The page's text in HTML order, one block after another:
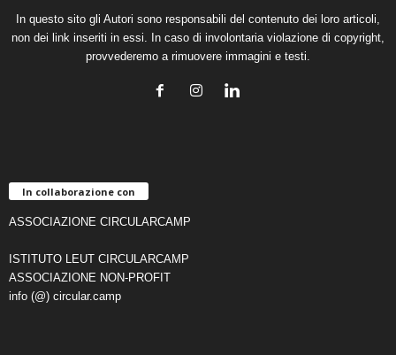
In questo sito gli Autori sono responsabili del contenuto dei loro articoli,
non dei link inseriti in essi. In caso di involontaria violazione di copyright,
provvederemo a rimuovere immagini e testi.
In collaborazione con
ASSOCIAZIONE CIRCULARCAMP
ISTITUTO LEUT CIRCULARCAMP
ASSOCIAZIONE NON-PROFIT
info (@) circular.camp